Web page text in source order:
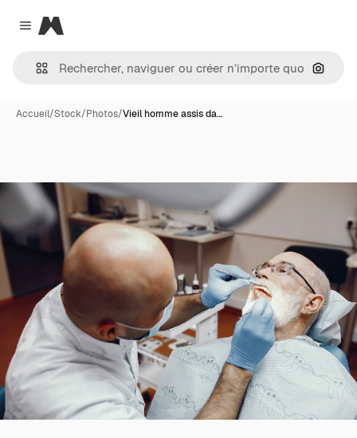
Close menu
Magnific
Accueil/Stock/Photos/Vieil homme assis da…